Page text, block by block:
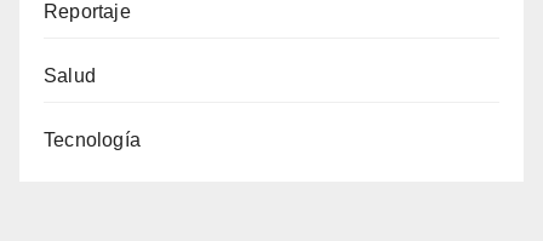
Reportaje
Salud
Tecnología